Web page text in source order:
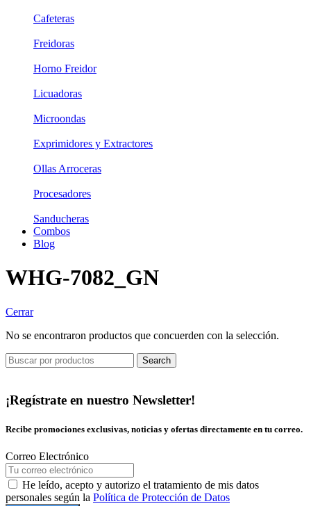
Cafeteras
Freidoras
Horno Freidor
Licuadoras
Microondas
Exprimidores y Extractores
Ollas Arroceras
Procesadores
Sanducheras
Combos
Blog
WHG-7082_GN
Cerrar
No se encontraron productos que concuerden con la selección.
Search
¡Regístrate en nuestro Newsletter!
Recibe promociones exclusivas, noticias y ofertas directamente en tu correo.
Correo Electrónico
He leído, acepto y autorizo el tratamiento de mis datos
personales según la Política de Protección de Datos